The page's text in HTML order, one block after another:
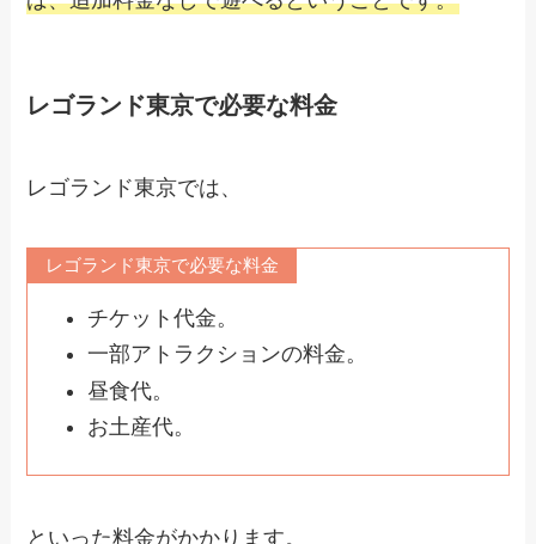
レゴランド東京で必要な料金
レゴランド東京では、
レゴランド東京で必要な料金
チケット代金。
一部アトラクションの料金。
昼食代。
お土産代。
といった料金がかかります。